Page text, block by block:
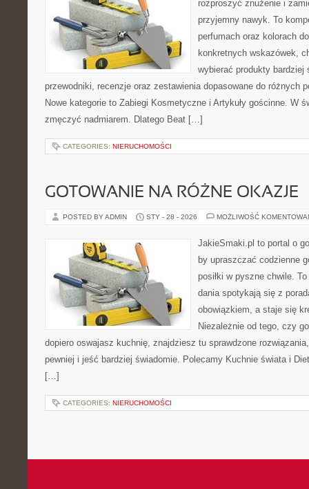
rozproszyć znużenie i
przyjemny nawyk. To
perfumach oraz kolorach
konkretnych wskazówek,
wybierać produkty bardziej
przewodniki, recenzje oraz zestawienia dopasowane do różnych
Nowe kategorie to Zabiegi Kosmetyczne i Artykuły gościnne. W
zmęczyć nadmiarem. Dlatego Beat […]
CATEGORIES: NIERUCHOMOŚCI
GOTOWANIE NA RÓŻNE OKAZJE
POSTED BY ADMIN STY - 28 - 2026 MOŻLIWOŚĆ
JakieSmaki.pl to portal o
by upraszczać codzienne
posiłki w pyszne chwile.
dania spotykają się z
obowiązkiem, a staje się
Niezależnie od tego, czy
dopiero oswajasz kuchnię, znajdziesz tu sprawdzone
pewniej i jeść bardziej świadomie. Polecamy Kuchnie świata i
[…]
CATEGORIES: NIERUCHOMOŚCI